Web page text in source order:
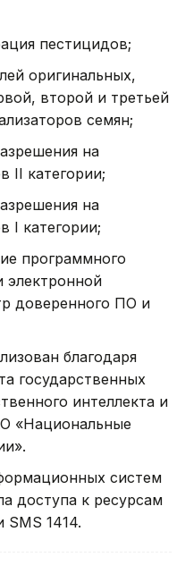
пестицидов;
оригинальных,
второй и третьей
семян;
на
II категории;
на
I категории;
программного
электронной
доверенного ПО и
благодаря
государственных
интеллекта и
«Национальные
систем
доступа к ресурсам
SMS 1414.